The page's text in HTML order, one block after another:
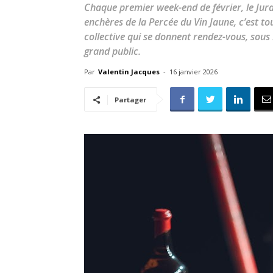
Chaque premier week-end de février, le
enchères de la Percée du Vin Jaune,
collective qui se donnent rendez-vous,
grand public.
Par Valentin Jacques - 16 janvier 2026
Partager